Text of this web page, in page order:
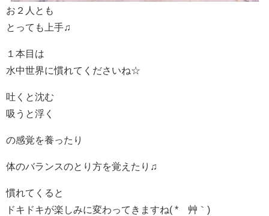
お２人とも
とっても上手♫
１本目は
水中世界に慣れてくださいね☆
吐くと沈む
吸うと浮く
の感覚を養ったり
体のバランスのとり方を覚えたり♫
慣れてくると
ドキドキが楽しみに変わってきますね( *´艸｀)